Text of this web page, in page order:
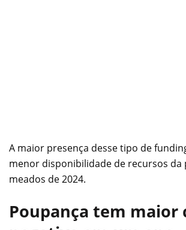
A maior presença desse tipo de
menor disponibilidade de recursos da
meados de 2024.
Poupança tem maior